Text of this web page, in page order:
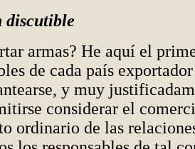
discutible
armas? He aquí el
de cada país
y muy
considerar el
ordinario de las